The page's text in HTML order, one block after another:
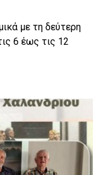
με τη δεύτερη
6 έως τις 12